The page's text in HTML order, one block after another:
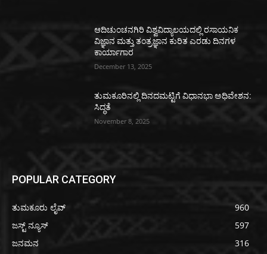
ಆದಿಚುಂಚನಗಿರಿ ವಿಶ್ವವಿದ್ಯಾಲಯದಲ್ಲಿ ರಸಾಯನಿಕ
ವಿಜ್ಞಾನ ಮತ್ತು ತಂತ್ರಜ್ಞಾನ ಕುರಿತ ಎರಡು ದಿನಗಳ
ಕಾರ್ಯಾಗಾರ
December 13, 2025
ತುಮಕೂರಿನಲ್ಲಿ ದಿನದಮಟ್ಟಿಗೆ ವಿಧಾನಭಾ ಅಧಿವೇಶನ:
ಸಿದ್ಧತೆ
November 8, 2025
POPULAR CATEGORY
ತುಮಕೂರು ಲೈವ್
960
ಜಸ್ಟ್ ನ್ಯೂಸ್
597
ಜನಮನ
316